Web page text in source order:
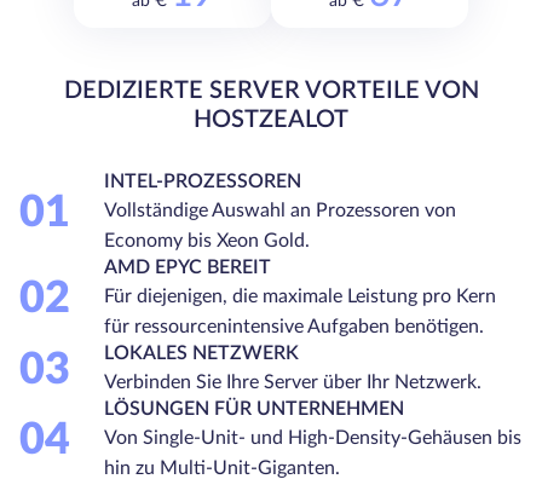
DEDIZIERTE SERVER VORTEILE VON
HOSTZEALOT
01
INTEL-PROZESSOREN
Vollständige Auswahl an Prozessoren von
Economy bis Xeon Gold.
02
AMD EPYC BEREIT
Für diejenigen, die maximale Leistung pro Kern
für ressourcenintensive Aufgaben benötigen.
03
LOKALES NETZWERK
Verbinden Sie Ihre Server über Ihr Netzwerk.
04
LÖSUNGEN FÜR UNTERNEHMEN
Von Single-Unit- und High-Density-Gehäusen bis
hin zu Multi-Unit-Giganten.